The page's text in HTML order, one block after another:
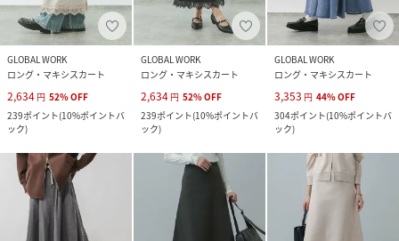
GLOBAL WORK
ロング・マキシスカート
2,634 円 52%OFF
239ポイント(10%ポイントバ
ック)
GLOBAL WORK
ロング・マキシスカート
2,634 円 52%OFF
239ポイント(10%ポイントバ
ック)
GLOBAL WORK
ロング・マキシスカート
3,353 円 44%OFF
304ポイント(10%ポイントバ
ック)